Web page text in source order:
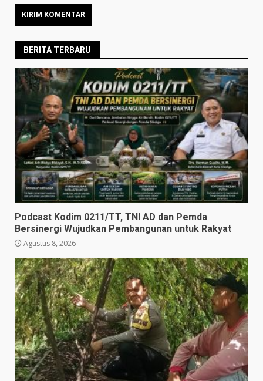
BERITA TERBARU
Podcast Kodim 0211/TT, TNI AD dan Pemda
Bersinergi Wujudkan Pembangunan untuk Rakyat
Agustus 8, 2026